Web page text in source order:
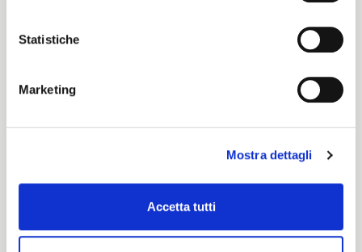
Statistiche
Marketing
Mostra dettagli
Accetta tutti
Are you interested in this fabric?